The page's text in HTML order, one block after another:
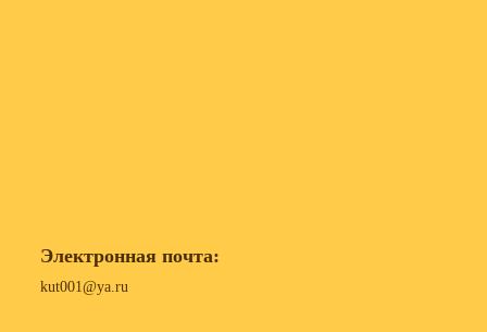
Электронная почта:
kut001@ya.ru